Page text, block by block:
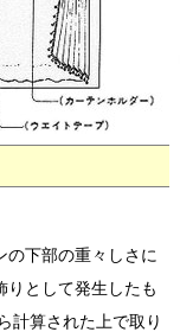
の下部の重々しさに
りとして発生したも
計算された上で取り